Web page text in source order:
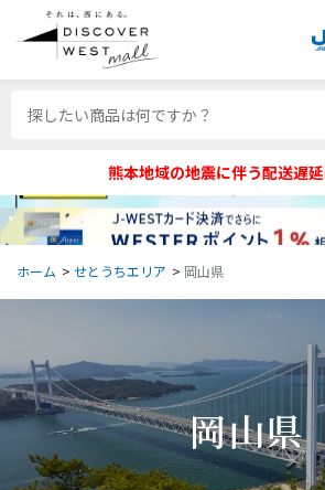
熊本地域の地震に伴う配送遅
ホーム > せとうちエリア > 岡山県
岡山県